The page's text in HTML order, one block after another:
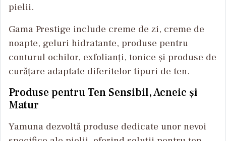
pielii.
Gama Prestige include creme de zi, creme de
noapte, geluri hidratante, produse pentru
conturul ochilor, exfolianți, tonice și produse de
curățare adaptate diferitelor tipuri de ten.
Produse pentru Ten Sensibil, Acneic și
Matur
Yamuna dezvoltă produse dedicate unor nevoi